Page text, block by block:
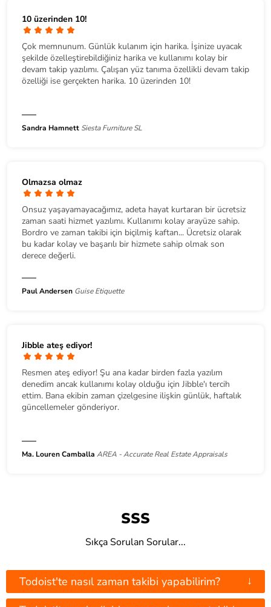
10 üzerinden 10!
Çok memnunum. Günlük kulanım için harika. İşinize uyacak
şekilde özelleştirebildiğiniz harika ve kullanımı kolay bir
devam takip yazılımı. Çalışan yüz tanıma özellikli devam takip
özelliği ise gerçekten harika. 10 üzerinden 10!
Sandra Hamnett Siesta Furniture SL
Olmazsa olmaz
Onsuz yaşayamayacağımız, adeta hayat kurtaran bir ücretsiz
zaman saati hizmet yazılımı. Kullanımı kolay arayüze sahip.
Bordro ve zaman takibi için biçilmiş kaftan... Ücretsiz olarak
bu kadar kolay ve başarılı bir hizmete sahip olmak son
derece değerli.
Paul Andersen Guise Etiquette
Jibble ateş ediyor!
Resmen ateş ediyor! Şu ana kadar birden fazla yazılım
denedim ancak kullanımı kolay olduğu için Jibble'ı tercih
ettim. Bana ekibin zaman çizelgesine ilişkin günlük, haftalık
güncellemeler gönderiyor.
Ma. Louren Camballa AREA - Accurate Real Estate Appraisals
SSS
Sıkça Sorulan Sorular...
Todoist'te nasıl zaman takibi yapabilirim? ↓